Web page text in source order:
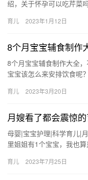
绍，关于怀孕可以吃芹菜
可…
育儿 2023年1月12日
8个月宝宝辅食制作
8个月宝宝辅食制作大全
宝宝该怎么来安排饮食呢
育儿 2023年3月20日
月嫂看了都会震惊
母婴|宝宝护理|科学育儿|
里姐姐有1个宝宝，我也
育儿 2023年7月25日